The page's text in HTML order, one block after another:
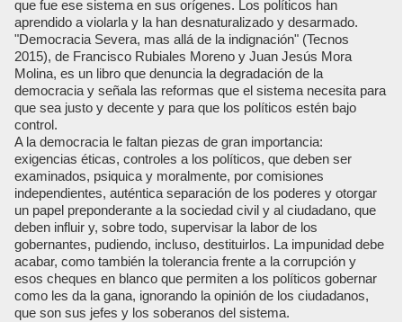
que fue ese sistema en sus orígenes. Los políticos han
aprendido a violarla y la han desnaturalizado y desarmado.
"Democracia Severa, mas allá de la indignación" (Tecnos
2015), de Francisco Rubiales Moreno y Juan Jesús Mora
Molina, es un libro que denuncia la degradación de la
democracia y señala las reformas que el sistema necesita para
que sea justo y decente y para que los políticos estén bajo
control.
A la democracia le faltan piezas de gran importancia:
exigencias éticas, controles a los políticos, que deben ser
examinados, psiquica y moralmente, por comisiones
independientes, auténtica separación de los poderes y otorgar
un papel preponderante a la sociedad civil y al ciudadano, que
deben influir y, sobre todo, supervisar la labor de los
gobernantes, pudiendo, incluso, destituirlos. La impunidad debe
acabar, como también la tolerancia frente a la corrupción y
esos cheques en blanco que permiten a los políticos gobernar
como les da la gana, ignorando la opinión de los ciudadanos,
que son sus jefes y los soberanos del sistema.